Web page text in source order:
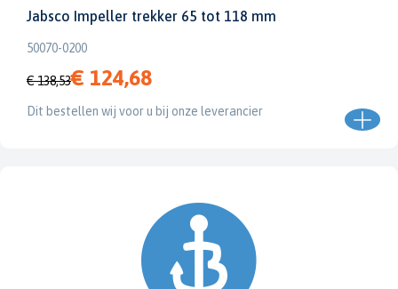
Jabsco Impeller trekker 65 tot 118 mm
50070-0200
€ 138,53€ 124,68
Dit bestellen wij voor u bij onze leverancier